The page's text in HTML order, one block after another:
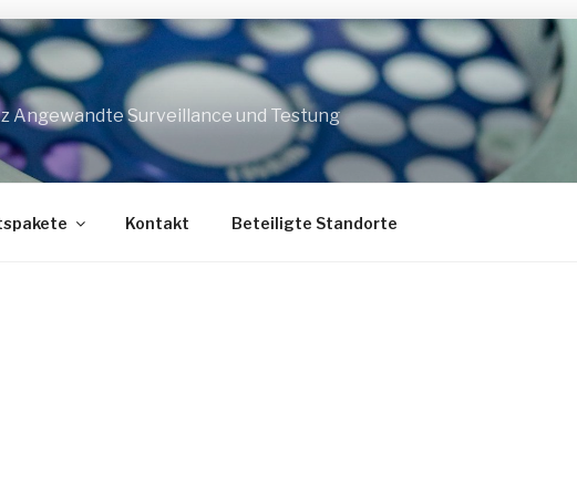
Angewandte Surveillance und Testung
Kontakt Beteiligte Standorte